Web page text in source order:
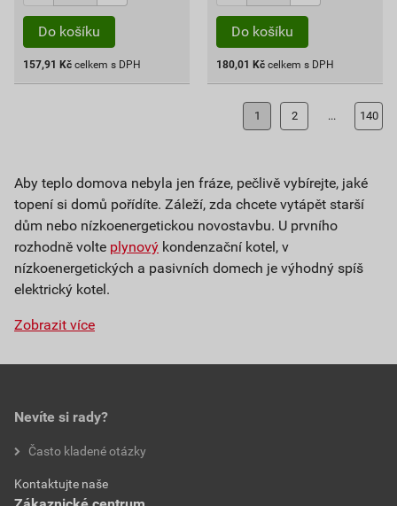
Do košíku
157,91 Kč celkem s DPH
Do košíku
180,01 Kč celkem s DPH
1 2 ... 140
Aby teplo domova nebyla jen fráze, pečlivě vybírejte, jaké
topení si domů pořídíte. Záleží, zda chcete vytápět starší
dům nebo nízkoenergetickou novostavbu. U prvního
rozhodně volte plynový kondenzační kotel, v
nízkoenergetických a pasivních domech je výhodný spíš
elektrický kotel.
zásobníky na teplou vodu
Zobrazit více
Nevíte si rady?
Často kladené otázky
Kontaktujte naše